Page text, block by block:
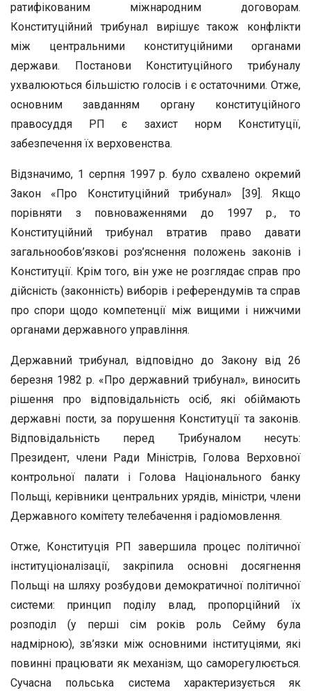
ратифікованим міжнародним договорам.
Конституційний трибунал вирішує також конфлікти
між центральними конституційними органами
держави. Постанови Конституційного трибуналу
ухвалюються більшістю голосів і є остаточними. Отже,
основним завданням органу конституційного
правосуддя РП є захист норм Конституції,
забезпечення їх верховенства.
Відзначимо, 1 серпня 1997 р. було схвалено окремий
Закон «Про Конституційний трибунал» [39]. Якщо
порівняти з повноваженнями до 1997 р., то
Конституційний трибунал втратив право давати
загальнообов’язкові роз’яснення положень законів і
Конституції. Крім того, він уже не розглядає справ про
дійсність (законність) виборів і референдумів та справ
про спори щодо компетенції між вищими і нижчими
органами державного управління.
Державний трибунал, відповідно до Закону від 26
березня 1982 р. «Про державний трибунал», виносить
рішення про відповідальність осіб, які обіймають
державні пости, за порушення Конституції та законів.
Відповідальність перед Трибуналом несуть:
Президент, члени Ради Міністрів, Голова Верховної
контрольної палати і Голова Національного банку
Польщі, керівники центральних урядів, міністри, члени
Державного комітету телебачення і радіомовлення.
Отже, Конституція РП завершила процес політичної
інституціоналізації, закріпила основні досягнення
Польщі на шляху розбудови демократичної політичної
системи: принцип поділу влад, пропорційний їх
розподіл (у перші сім років роль Сейму була
надмірною), зв’язки між основними інституціями, які
повинні працювати як механізм, що саморегулюється.
Сучасна польська система характеризується як